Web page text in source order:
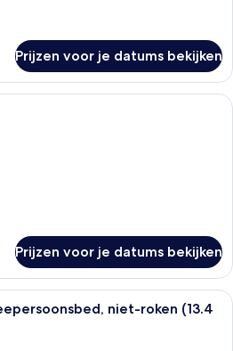
Prijzen voor je datums bekijken
Donsdekens, een bureau,
Prijzen voor je datums bekijken
Een hotelkamer met een enkel bed,
niet-roken (13.4